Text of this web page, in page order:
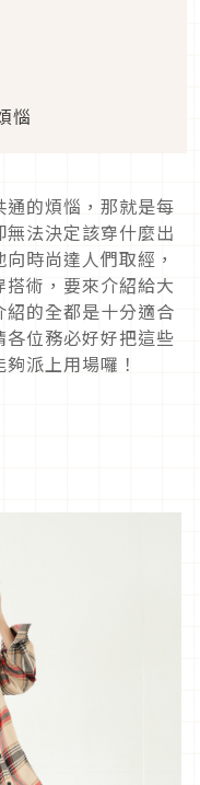
惱
的煩惱，那就是每
法決定該穿什麼出
時尚達人們取經，
術，要來介紹給大
的全都是十分適合
位務必好好把這些
派上用場囉！